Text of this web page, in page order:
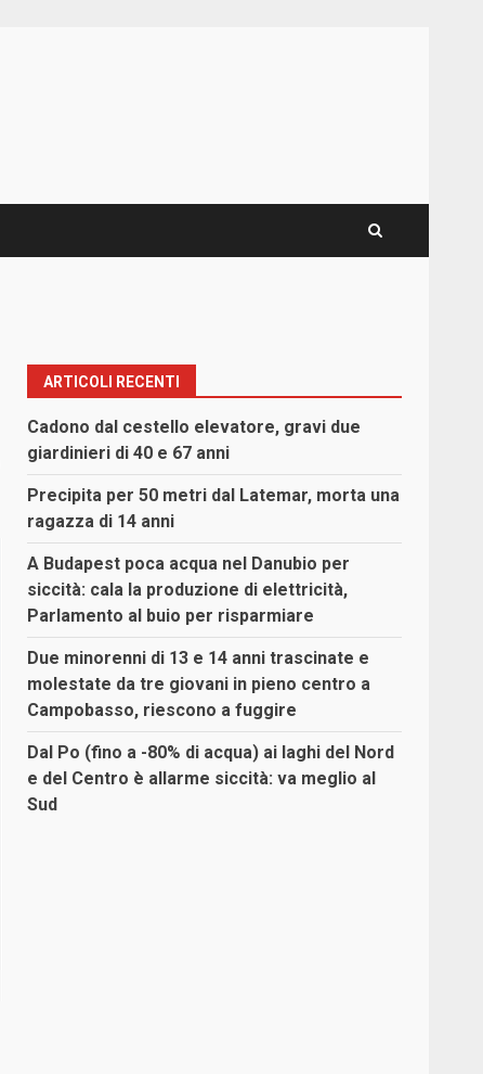
ARTICOLI RECENTI
Cadono dal cestello elevatore, gravi due
giardinieri di 40 e 67 anni
Precipita per 50 metri dal Latemar, morta una
ragazza di 14 anni
A Budapest poca acqua nel Danubio per
siccità: cala la produzione di elettricità,
Parlamento al buio per risparmiare
Due minorenni di 13 e 14 anni trascinate e
molestate da tre giovani in pieno centro a
Campobasso, riescono a fuggire
Dal Po (fino a -80% di acqua) ai laghi del Nord
e del Centro è allarme siccità: va meglio al
Sud